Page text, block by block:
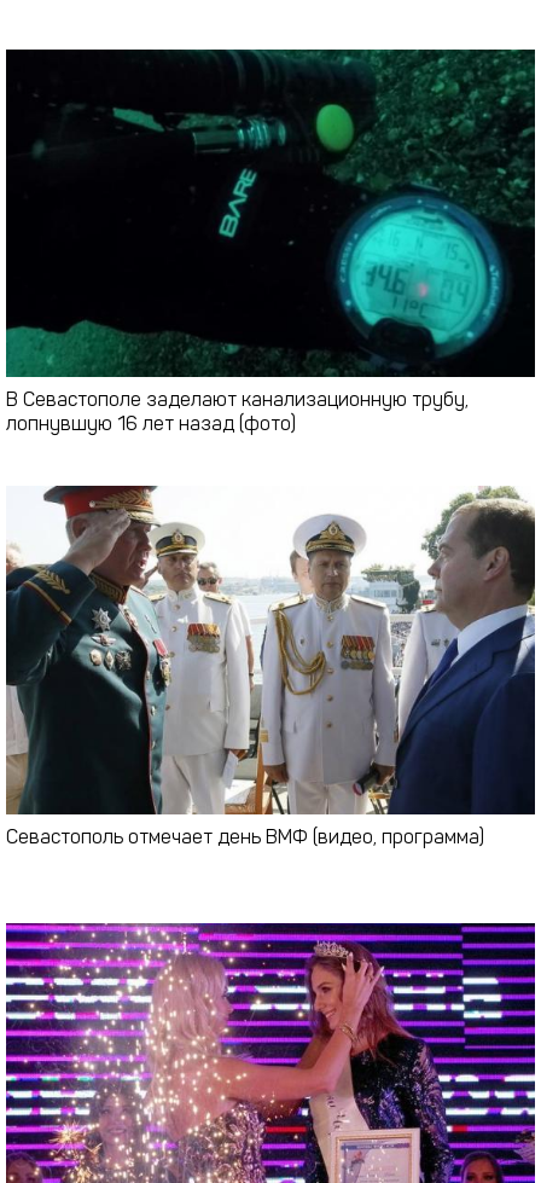
В Севастополе заделают канализационную трубу,
лопнувшую 16 лет назад (фото)
Севастополь отмечает день ВМФ (видео, программа)